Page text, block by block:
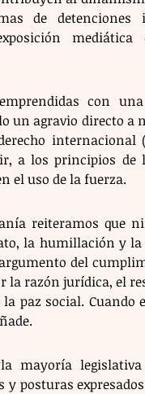
de detenciones
emprendidas con
un agravio directo a
internacional
a los principios de
el uso de la fuerza.
reiteramos
la humillación y la
del
la razón jurídica, el
paz social. Cuando
mayoría
y posturas